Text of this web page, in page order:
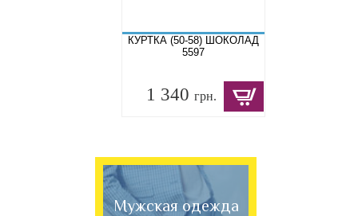
КУРТКА (50-58) ШОКОЛАД
5597
1 340грн.
Мужская одежда